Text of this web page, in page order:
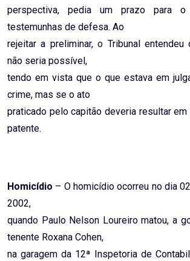
perspectiva, pedia um prazo para o
testemunhas de defesa. Ao
rejeitar a preliminar, o Tribunal
não seria possível,
tendo em vista que o que estava em
crime, mas se o ato
praticado pelo capitão deveria resultar
patente.
Homicídio – O homicídio ocorreu no dia
2002,
quando Paulo Nelson Loureiro matou, a
tenente Roxana Cohen,
na garagem da 12ª Inspetoria de